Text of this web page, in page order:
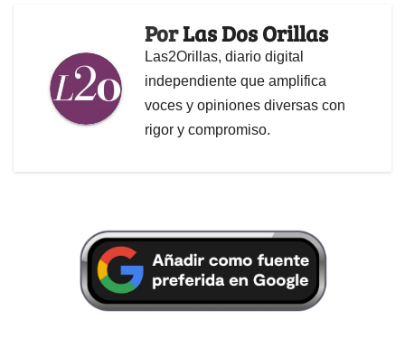
PorLas Dos Orillas
Las2Orillas, diario digital
independiente que amplifica
voces y opiniones diversas con
rigor y compromiso.